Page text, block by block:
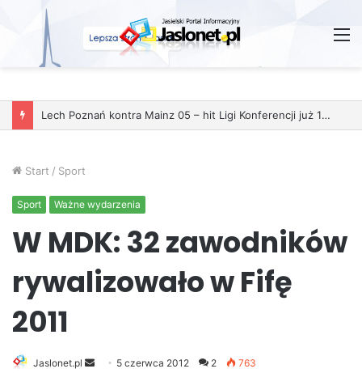
Start / Sport
Sport Ważne wydarzenia
W MDK: 32 zawodników
rywalizowało w Fifę
2011
Jaslonet.pl 5 czerwca 2012 2 763